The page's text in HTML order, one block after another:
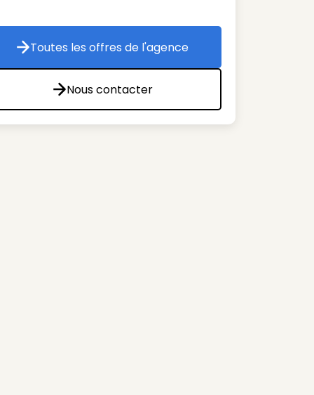
Toutes les offres de l'agence
Toutes les offres de l'agence
Nous contacter
Nous contacter